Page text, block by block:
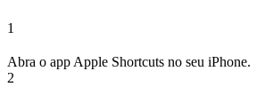
1
Abra o app Apple Shortcuts no seu iPhone.
2